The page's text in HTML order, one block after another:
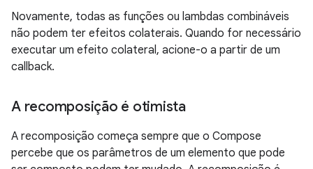
Novamente, todas as funções ou lambdas combináveis
não podem ter efeitos colaterais. Quando for necessário
executar um efeito colateral, acione-o a partir de um
callback.
A recomposição é otimista
A recomposição começa sempre que o Compose
percebe que os parâmetros de um elemento que pode